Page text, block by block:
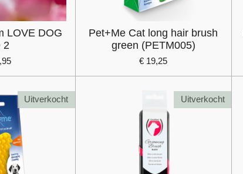
LOVE DOG
2
Pet+Me Cat long hair brush
green (PETM005)
€ 19,25
Uitverkocht Uitverkocht